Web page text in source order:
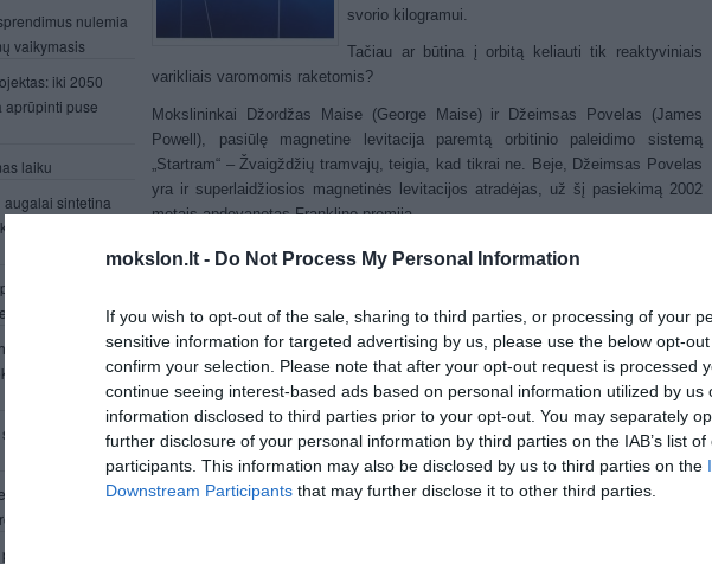
mokslon.lt - Do Not Process My Personal Information
If you wish to opt-out of the sale, sharing to third parties, or processing of your
sensitive information for targeted advertising by us, please use the below opt-
confirm your selection. Please note that after your opt-out request is processed
continue seeing interest-based ads based on personal information utilized by us
information disclosed to third parties prior to your opt-out. You may separately
further disclosure of your personal information by third parties on the IAB’s list of
participants. This information may also be disclosed by us to third parties on the
Downstream Participants that may further disclose it to other third parties.
nulemia
vaikymasis
iki 2050
aprūpinti puse
laiku
sintetina
ateities
tuneliai: iš
– per 2
atsakymą
aplinkoje aptikti
tarantulus,
svorio kilogramui.
Tačiau ar būtina į orbitą keliauti tik reaktyviniais
varikliais varomomis raketomis?
Mokslininkai Džordžas Maise (George Maise) ir Džeimsas Povelas (James
Powell), pasiūlę magnetine levitacija paremtą orbitinio paleidimo sistemą
„Startram“ – Žvaigždžių tramvajų, teigia, kad tikrai ne. Beje, Džeimsas Povelas
yra ir superlaidžiosios magnetinės levitacijos atradėjas, už šį pasiekimą 2002
metais apdovanotas Franklino premija.
Šiuo metu magnetinės levitacijos traukiniai gali pasiekti iki 500 km/h greitį.
lygiai toks pat, kaip jau veikiančių traukinių su magnetine pagalve, ir inžineriniai
sprendimai būtų labai panašūs.
Vertinant, kad keleiviui būtų nepavojingas pagreitėjimas, siekiantis maždaug 3
g, magnetiniu lauku greitinama kapsulė, norėdama pasiekti pakilimui į orbitą
reikalingam greičiui, turėtų skrieti bent 5 minutes ir nulėkti 1600 kilometrų.
Didžioji dalis „bėgių“, o iš tiesų vamzdžio, kuriame išretintas oras, galėtų eiti ir
Žemės paviršiumi, tik pats galas turėtų būti 20 kilometrų aukštyje, kur oras yra